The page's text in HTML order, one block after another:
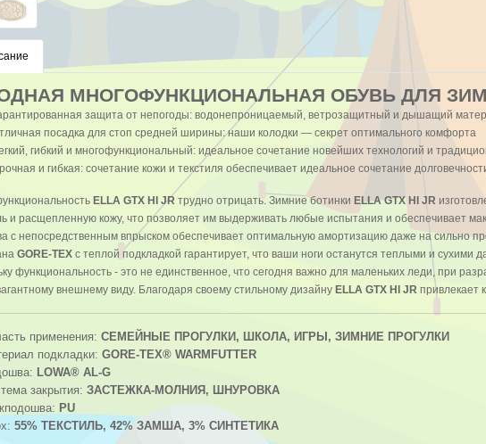
МНОГОФУНКЦИОНАЛЬНАЯ ОБУВЬ ДЛЯ
защита от непогоды: водонепроницаемый, ветрозащитный и дышащий
посадка для стоп средней ширины: наши колодки — секрет оптимального комфорта
гибкий и многофункциональный: идеальное сочетание новейших технологий и
и гибкая: сочетание кожи и текстиля обеспечивает идеальное сочетание
ELLA GTX HI JR трудно отрицать. Зимние ботинки ELLA GTX HI JR
и расщепленную кожу, что позволяет им выдерживать любые испытания и обеспечивает
с непосредственным впрыском обеспечивает оптимальную амортизацию даже на сильно
GORE-TEX с теплой подкладкой гарантирует, что ваши ноги останутся теплыми и сухими
функциональность - это не единственное, что сегодня важно для маленьких леди, при
внешнему виду. Благодаря своему стильному дизайну ELLA GTX HI JR привлекает
применения: СЕМЕЙНЫЕ ПРОГУЛКИ, ШКОЛА, ИГРЫ, ЗИМНИЕ ПРОГУЛКИ
подкладки: GORE-TEX® WARMFUTTER
LOWA® AL-G
закрытия: ЗАСТЕЖКА-МОЛНИЯ, ШНУРОВКА
PU
55% ТЕКСТИЛЬ, 42% ЗАМША, 3% СИНТЕТИКА